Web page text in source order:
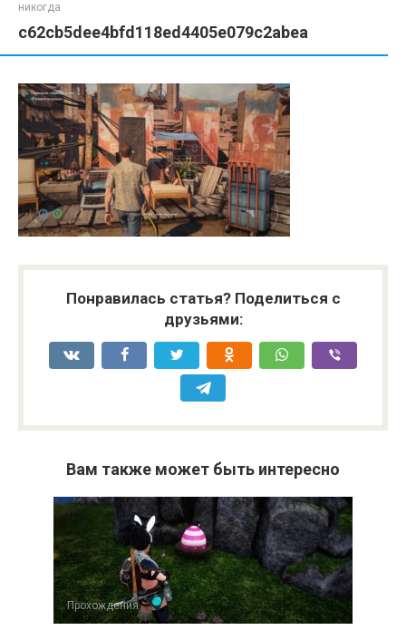
никогда
c62cb5dee4bfd118ed4405e079c2abea
Понравилась статья? Поделиться с
друзьями:
Вам также может быть интересно
Прохождения